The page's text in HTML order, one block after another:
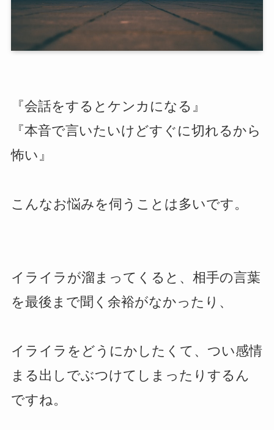
『会話をするとケンカになる』
『本音で言いたいけどすぐに切れるから
怖い』
こんなお悩みを伺うことは多いです。
イライラが溜まってくると、相手の言葉
を最後まで聞く余裕がなかったり、
イライラをどうにかしたくて、つい感情
まる出しでぶつけてしまったりするん
ですね。